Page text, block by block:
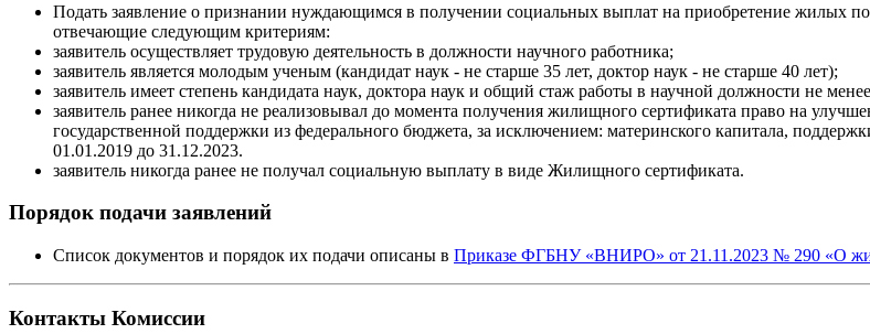
Подать заявление о признании нуждающимся в получении социальных выплат на приобретение
отвечающие следующим критериям:
заявитель осуществляет трудовую деятельность в должности научного работника;
заявитель является молодым ученым (кандидат наук - не старше 35 лет, доктор наук - не старше 40 лет);
заявитель имеет степень кандидата наук, доктора наук и общий стаж работы в научной должности не
заявитель ранее никогда не реализовывал до момента получения жилищного сертификата право на
государственной поддержки из федерального бюджета, за исключением: материнского капитала,
01.01.2019 до 31.12.2023.
заявитель никогда ранее не получал социальную выплату в виде Жилищного сертификата.
Порядок подачи заявлений
Список документов и порядок их подачи описаны в Приказе ФГБНУ «ВНИРО» от 21.11.2023 № 290 «О
Контакты Комиссии